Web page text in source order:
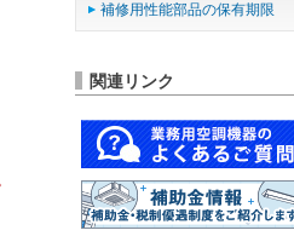
補修用性能部品の保有期限
関連リンク